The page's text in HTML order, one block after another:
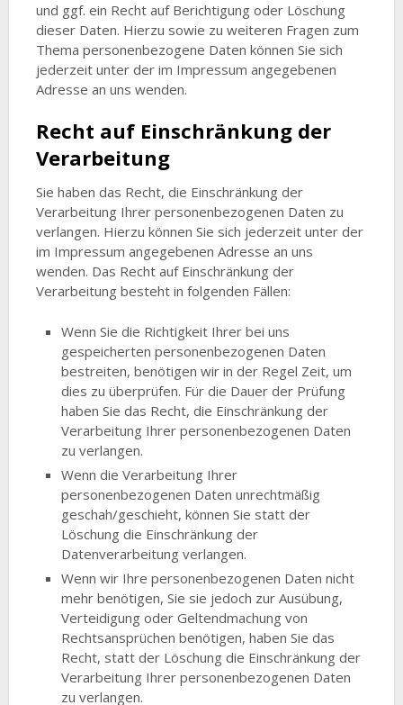
und ggf. ein Recht auf Berichtigung oder Löschung
dieser Daten. Hierzu sowie zu weiteren Fragen zum
Thema personenbezogene Daten können Sie sich
jederzeit unter der im Impressum angegebenen
Adresse an uns wenden.
Recht auf Einschränkung der
Verarbeitung
Sie haben das Recht, die Einschränkung der
Verarbeitung Ihrer personenbezogenen Daten zu
verlangen. Hierzu können Sie sich jederzeit unter der
im Impressum angegebenen Adresse an uns
wenden. Das Recht auf Einschränkung der
Verarbeitung besteht in folgenden Fällen:
Wenn Sie die Richtigkeit Ihrer bei uns
gespeicherten personenbezogenen Daten
bestreiten, benötigen wir in der Regel Zeit, um
dies zu überprüfen. Für die Dauer der Prüfung
haben Sie das Recht, die Einschränkung der
Verarbeitung Ihrer personenbezogenen Daten
zu verlangen.
Wenn die Verarbeitung Ihrer
personenbezogenen Daten unrechtmäßig
geschah/geschieht, können Sie statt der
Löschung die Einschränkung der
Datenverarbeitung verlangen.
Wenn wir Ihre personenbezogenen Daten nicht
mehr benötigen, Sie sie jedoch zur Ausübung,
Verteidigung oder Geltendmachung von
Rechtsansprüchen benötigen, haben Sie das
Recht, statt der Löschung die Einschränkung der
Verarbeitung Ihrer personenbezogenen Daten
zu verlangen.